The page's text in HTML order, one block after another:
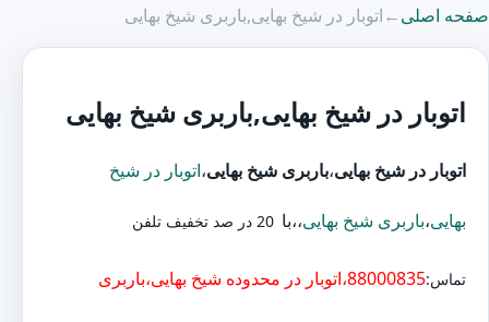
صفحه اصلی←اتوبار در شیخ بهایی,باربری شیخ بهایی
اتوبار در شیخ بهایی,باربری شیخ بهایی
اتوبار در شیخ بهایی،باربری شیخ بهایی،اتوبار در شیخ
بهایی،باربری شیخ بهایی،،با 20 در صد تخفیف تلفن
تماس: 88000835،اتوبار در محدوده شیخ بهایی،باربری